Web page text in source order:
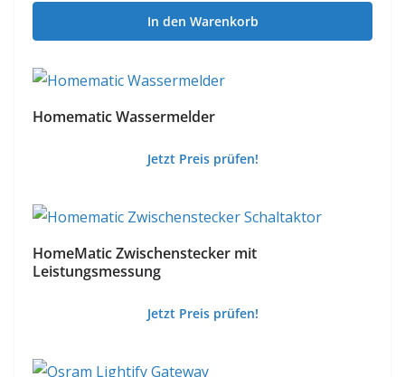
In den Warenkorb
Homematic Wassermelder
Jetzt Preis prüfen!
HomeMatic Zwischenstecker mit
Leistungsmessung
Jetzt Preis prüfen!